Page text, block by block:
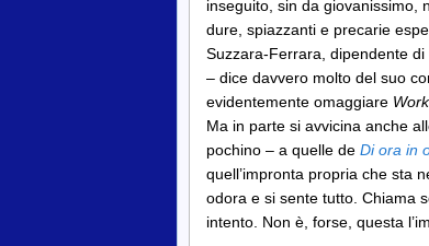
inseguito, sin da giovanissimo,
dure, spiazzanti e precarie
Suzzara-Ferrara, dipendente
– dice davvero molto del suo
evidentemente omaggiare
Ma in parte si avvicina anche
pochino – a quelle de Di ora in
quell’impronta propria che sta
odora e si sente tutto. Chiama
intento. Non è, forse, questa